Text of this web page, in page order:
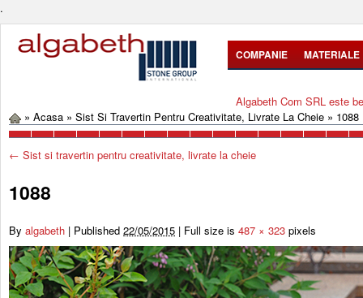
.
COMPANIE MATERIALE
Algabeth Com SRL este
» Acasa » Sist Si Travertin Pentru Creativitate, Livrate La Cheie » 1088
← Sist si travertin pentru creativitate, livrate la cheie
1088
By algabeth | Published 22/05/2015 | Full size is 487 × 323 pixels